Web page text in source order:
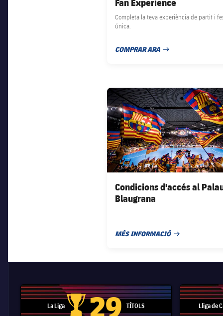
Fan Experience
Completa la teva experiència de partit i
única.
COMPRAR ARA
DATA DE PUBLICACIÓ
FC Barcelona club badge
Condicions d'accés al
Blaugrana
MÉS INFORMACIÓ
DATA DE PUBLICACIÓ
La Liga
Trofeu de la Liga
29 TÍTOLS Lliga de